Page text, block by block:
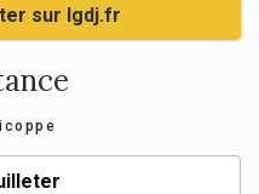
sur lgdj.fr